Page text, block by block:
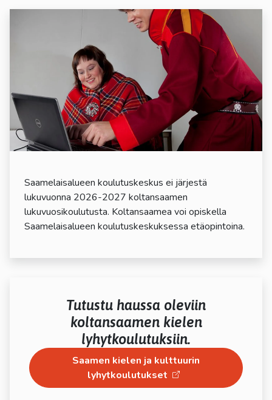
Saamelaisalueen koulutuskeskus ei järjestä
lukuvuonna 2026-2027 koltansaamen
lukuvuosikoulutusta. Koltansaamea voi opiskella
Tutustu haussa oleviin
koltansaamen kielen
lyhytkoulutuksiin.
Saamen kielen ja kulttuurin
lyhytkoulutukset